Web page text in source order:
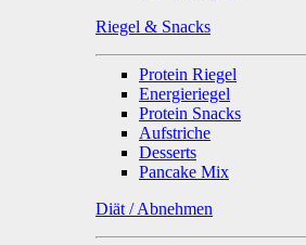
Riegel & Snacks
Protein Riegel
Energieriegel
Protein Snacks
Aufstriche
Desserts
Pancake Mix
Diät / Abnehmen